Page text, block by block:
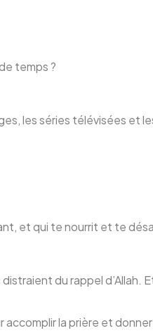
temps ?
les séries télévisées et
et qui te nourrit et te
du rappel d’Allah.
la prière et